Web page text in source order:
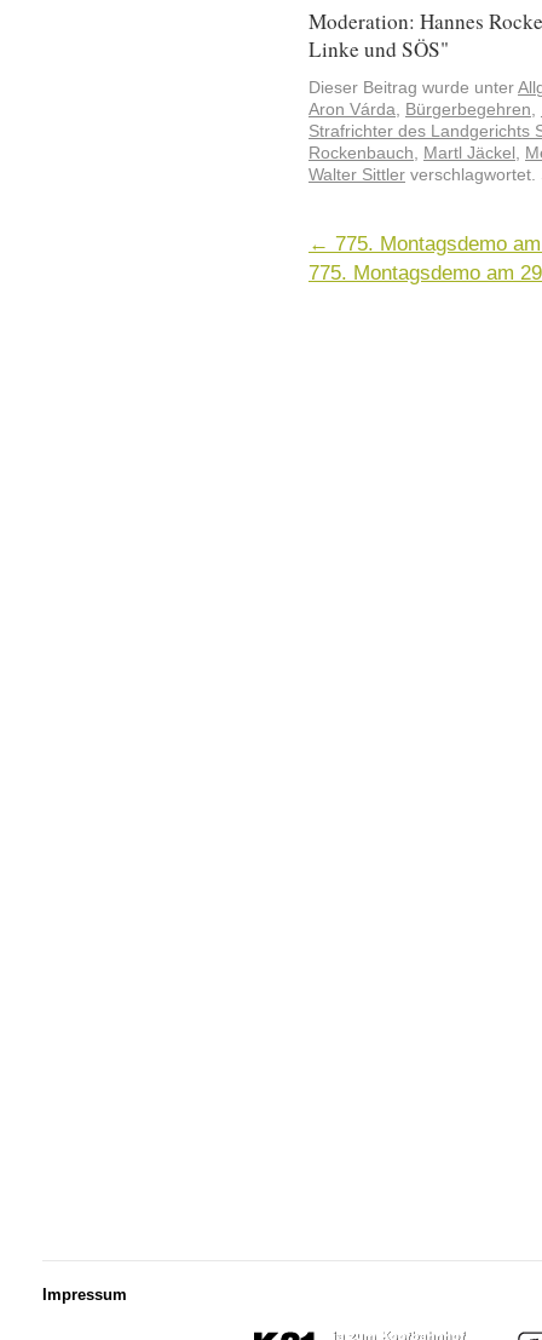
Moderation: Hannes
Linke und SÖS"
Dieser Beitrag wurde unter
Aron Várda
Bürgerbegehren
Strafrichter des Landgerichts
Rockenbauch
Martl Jäckel
Walter Sittler
← 775. Montagsdemo
775. Montagsdemo am
Impressum